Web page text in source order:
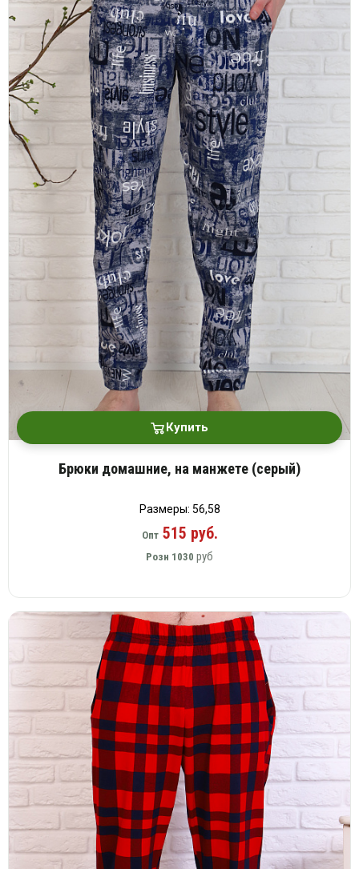
Купить
Брюки домашние, на манжете (серый)
Размеры: 56,58
Опт515 руб.
Розн 1030 руб